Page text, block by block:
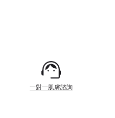
一對一肌膚諮詢